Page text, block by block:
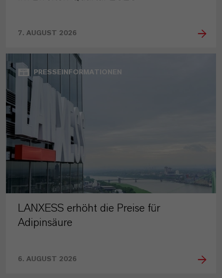
7. AUGUST 2026
PRESSEINFORMATIONEN
LANXESS erhöht die Preise für
Adipinsäure
6. AUGUST 2026